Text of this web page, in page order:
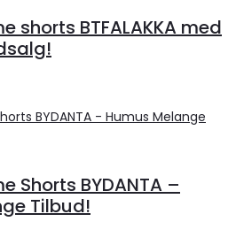
shorts BTFALAKKA med
Shorts BYDANTA –
Tilbud!